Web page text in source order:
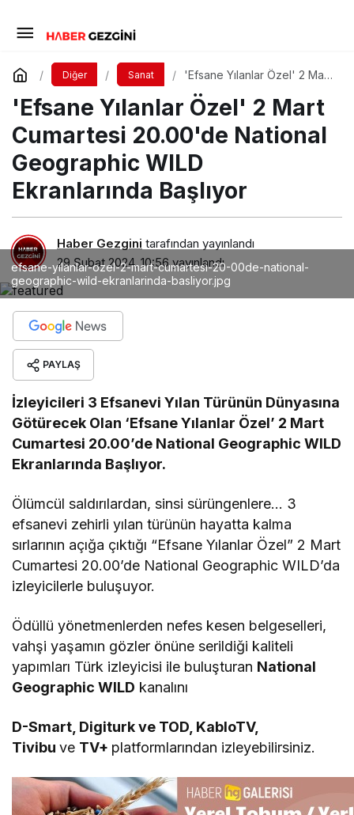
Diğer Sanat
'Efsane Yılanlar Özel' 2 Mart
Geographic WILD
Ekranlarında Başlıyor
'Efsane Yılanlar Özel' 2 Mart
Cumartesi 20.00'de National
Geographic WILD
Ekranlarında Başlıyor
Haber Gezgini tarafından yayınlandı
29 Şubat 2024, 10:56yayınlandı
efsane-yilanlar-ozel-2-mart-cumartesi-20-00de-national-
geographic-wild-ekranlarinda-basliyor.jpg
PAYLAŞ
İzleyicileri 3 Efsanevi Yılan Türünün Dünyasına
Götürecek Olan ‘Efsane Yılanlar Özel’ 2 Mart
Cumartesi 20.00’de National Geographic WILD
Ekranlarında Başlıyor.
Ölümcül saldırılardan, sinsi sürüngenlere… 3
efsanevi zehirli yılan türünün hayatta kalma
sırlarının açığa çıktığı “Efsane Yılanlar Özel” 2 Mart
Cumartesi 20.00’de National Geographic WILD’da
izleyicilerle buluşuyor.
Ödüllü yönetmenlerden nefes kesen belgeselleri,
vahşi yaşamın gözler önüne serildiği kaliteli
yapımları Türk izleyicisi ile buluşturan National
Geographic WILD kanalını
D-Smart, Digiturk ve TOD, KabloTV,
Tivibuve TV+ platformlarından izleyebilirsiniz.